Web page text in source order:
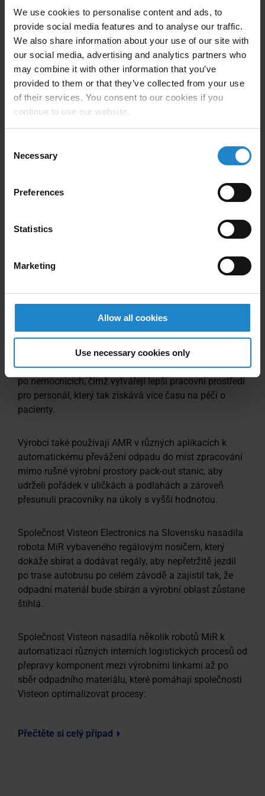
We use cookies to personalise content and ads, to
provide social media features and to analyse our traffic.
We also share information about your use of our site with
our social media, advertising and analytics partners who
may combine it with other information that you’ve
provided to them or that they’ve collected from your use
of their services. You consent to our cookies if you
continue to use our website.
Selection
Necessary
Preferences
Statistics
Marketing
Allow all cookies
Use necessary cookies only
se používá
Arkadiusz Buczek
Ředitel oddělení kopírování ve společnosti FM Logistic v
Mszczonově
Flexibilní řešení, které lze
použít ve všech odvětvích a
přepravě a rozvozu odpadkových košů a vozíků po
dlouhých suterénních chodbách nemocnic nebo v
pečovatelských zařízeních.
AMR přebírají těžké zvedání a tlačení vozíků a zároveň
ušetří zaměstnance od mnohakilometrového chození
po nemocnicích, čímž vytvářejí lepší pracovní prostředí
pro personál, který tak získává více času na péči o
pacienty.
Výrobci také používají AMR v různých aplikacích k
automatickému převážení odpadu do míst zpracování
mimo rušné výrobní prostory pack-out stanic, aby
udrželi pořádek v uličkách a podlahách a zároveň
přesunuli pracovníky na úkoly s vyšší hodnotou.
Společnost Visteon Electronics na Slovensku nasadila
robota MiR vybaveného regálovým nosičem, který
dokáže sbírat a dodávat regály, aby nepřetržitě jezdil
po trase autobusu po celém závodě a zajistil tak, že
odpadní materiál bude sbírán a výrobní oblast zůstane
štíhlá.
Společnost Visteon nasadila několik robotů MiR k
automatizaci různých interních logistických procesů od
přepravy komponent mezi výrobními linkami až po
sběr odpadního materiálu, které pomáhají společnosti
Visteon optimalizovat procesy:
Přečtěte si celý případ